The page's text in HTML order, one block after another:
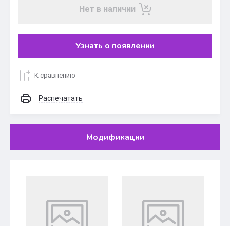
Нет в наличии
Узнать о появлении
К сравнению
Распечатать
Модификации